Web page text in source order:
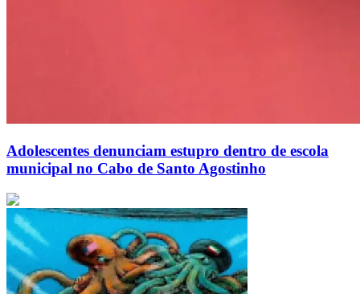
Adolescentes denunciam estupro dentro de escola
municipal no Cabo de Santo Agostinho